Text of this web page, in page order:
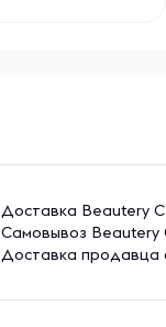
Доставка Beautery
Самовывоз Beautery
Доставка продавца